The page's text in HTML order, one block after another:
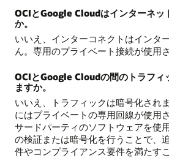
OCIとGoogle Cloudはインターネッ
か。
いいえ、インターコネクトはインタ
ん。専用のプライベート接続が使用さ
OCIとGoogle Cloudの間のトラフィ
ますか。
いいえ、トラフィックは暗号化され
にはプライベートの専用回線が使用
サードパーティのソフトウェアを使
の検証または暗号化を行うことで、
件やコンプライアンス要件を満たす